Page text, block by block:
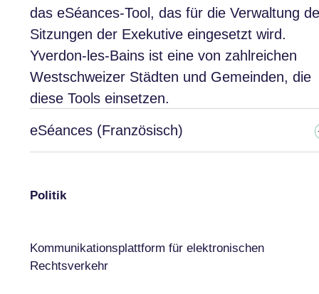
das eSéances-Tool, das für die Verwaltung
Sitzungen der Exekutive eingesetzt wird.
Yverdon-les-Bains ist eine von zahlreichen
Westschweizer Städten und Gemeinden, die
diese Tools einsetzen.
eSéances (Französisch)
Politik
Kommunikationsplattform für elektronischen
Rechtsverkehr